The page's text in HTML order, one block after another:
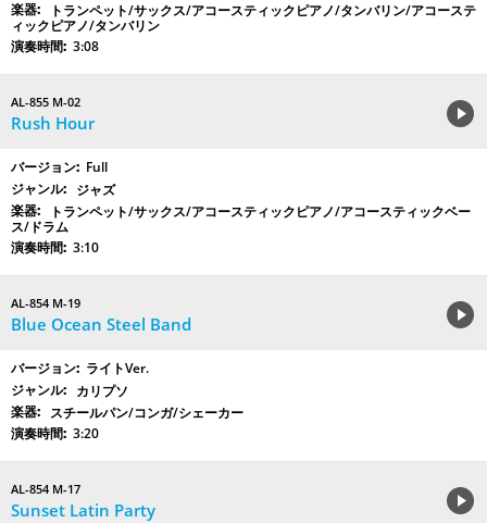
トランペット/サックス/アコースティックピアノ/タンバリン/アコーステ
ィックピアノ/タンバリン
3:08
AL-855 M-02
Rush Hour
Full
ジャズ
トランペット/サックス/アコースティックピアノ/アコースティックベー
ス/ドラム
3:10
AL-854 M-19
Blue Ocean Steel Band
ライトVer.
カリプソ
スチールパン/コンガ/シェーカー
3:20
AL-854 M-17
Sunset Latin Party